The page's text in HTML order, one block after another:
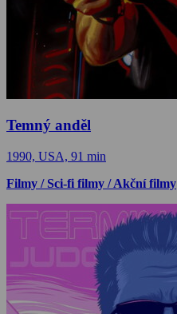
Temný anděl
1990, USA, 91 min
Filmy / Sci-fi filmy / Akční filmy